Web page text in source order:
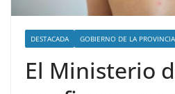
DESTACADA GOBIERNO DE LA
El Ministerio